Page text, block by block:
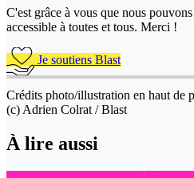
C'est grâce à vous que nous
accessible à toutes et tous. Merci !
Je soutiens Blast
Crédits photo/illustration en haut de
(c) Adrien Colrat / Blast
À lire aussi